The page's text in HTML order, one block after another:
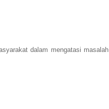
dalam mengatasi masalah